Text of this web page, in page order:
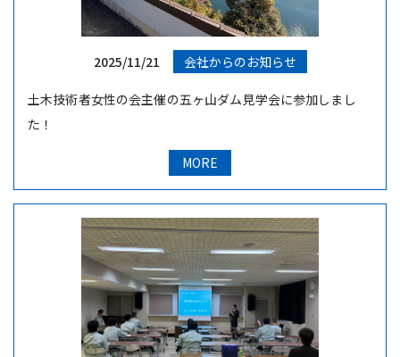
2025/11/21 会社からのお知らせ
土木技術者女性の会主催の五ヶ山ダム見学会に参加しまし
た！
MORE